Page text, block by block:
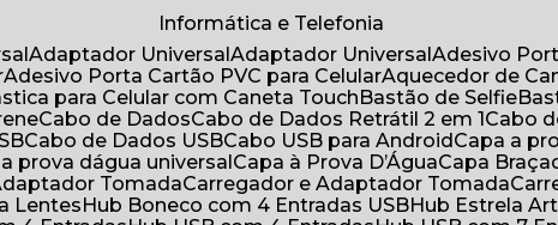
Informática e Telefonia
Adaptador Universal Adaptador Universal
Adesivo
Adesivo Porta Cartão PVC para Celular
Aquecedor de
para Celular com Caneta Touch Bastão de Selfie
Cabo de Dados Cabo de Dados Retrátil 2 em 1
Cabo
Cabo de Dados USB Cabo USB para Android
Capa a
a prova dágua universal Capa à Prova D’Água
Capa
Tomada Carregador e Adaptador Tomada
Lentes Hub Boneco com 4 Entradas USB Hub Estrela